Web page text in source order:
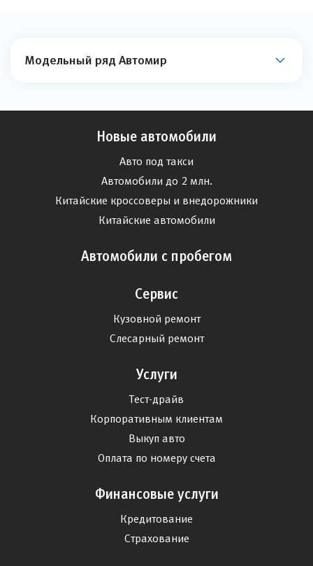
Модельный ряд Автомир
Новые автомобили
Авто под такси
Автомобили до 2 млн.
Китайские кроссоверы и внедорожники
Китайские автомобили
Автомобили с пробегом
Сервис
Кузовной ремонт
Слесарный ремонт
Услуги
Тест-драйв
Корпоративным клиентам
Выкуп авто
Оплата по номеру счета
Финансовые услуги
Кредитование
Страхование